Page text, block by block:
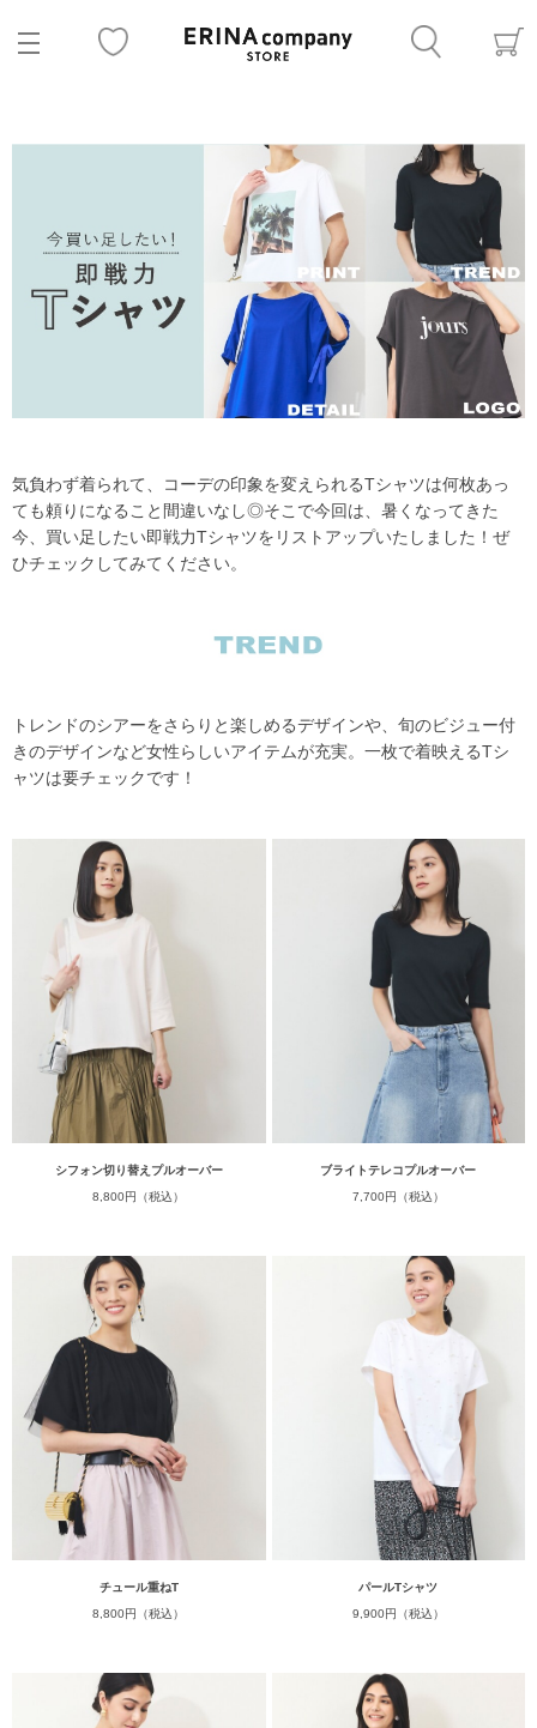
気負わず着られて、コーデの印象を変えられるTシャツは何枚あっ
ても頼りになること間違いなし◎そこで今回は、暑くなってきた
今、買い足したい即戦力Tシャツをリストアップいたしました！ぜ
ひチェックしてみてください。
トレンドのシアーをさらりと楽しめるデザインや、旬のビジュー付
きのデザインなど女性らしいアイテムが充実。一枚で着映えるTシ
ャツは要チェックです！
シフォン切り替えプルオーバー
8,800円（税込）
ブライトテレコプルオーバー
7,700円（税込）
チュール重ねT
8,800円（税込）
パールTシャツ
9,900円（税込）